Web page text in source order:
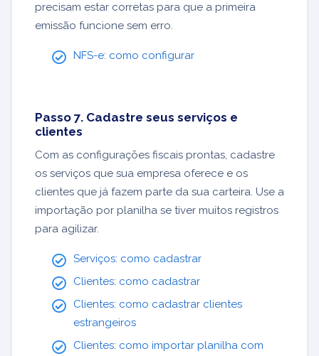
precisam estar corretas para que a primeira
emissão funcione sem erro.
NFS-e: como configurar
Passo 7. Cadastre seus serviços e
clientes
Com as configurações fiscais prontas, cadastre
os serviços que sua empresa oferece e os
clientes que já fazem parte da sua carteira. Use a
importação por planilha se tiver muitos registros
para agilizar.
Serviços: como cadastrar
Clientes: como cadastrar
Clientes: como cadastrar clientes
estrangeiros
Clientes: como importar planilha com